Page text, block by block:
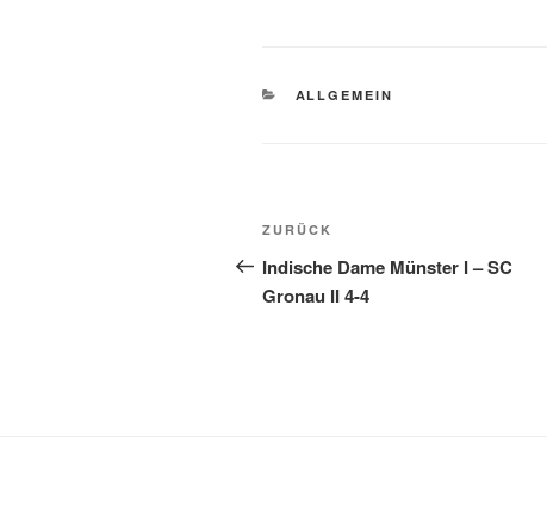
KATEGORIEN
ALLGEMEIN
Beitragsnavigation
Vorheriger
Beitrag
ZURÜCK
Indische Dame Münster I – SC
Gronau II 4-4